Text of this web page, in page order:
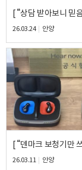
26.03.24 안양
26.03.11 안양
이름
연락처